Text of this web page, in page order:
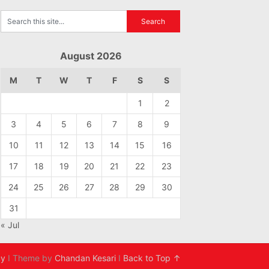
August 2026
M T W T F S S
1 2
3 4 5 6 7 8 9
10 11 12 13 14 15 16
17 18 19 20 21 22 23
24 25 26 27 28 29 30
31
« Jul
I Theme by Chandan Kesari I Back to Top ↑